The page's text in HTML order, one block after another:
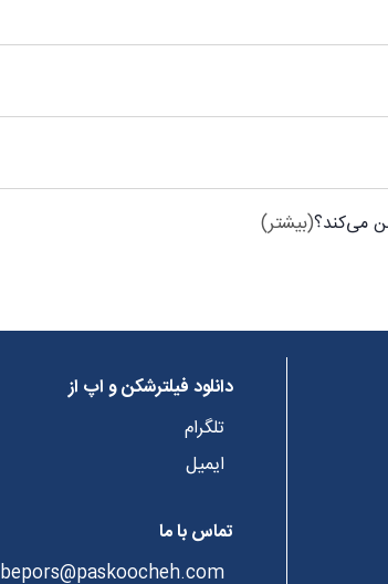
(بیشتر)
دانلود فیلترشکن و اپ از
تلگرام
ایمیل
تماس با ما
bepors@paskoocheh.com